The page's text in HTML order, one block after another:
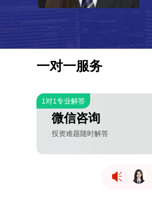
一对一服务
1对1专业解答
微信咨询
投资难题随时解答